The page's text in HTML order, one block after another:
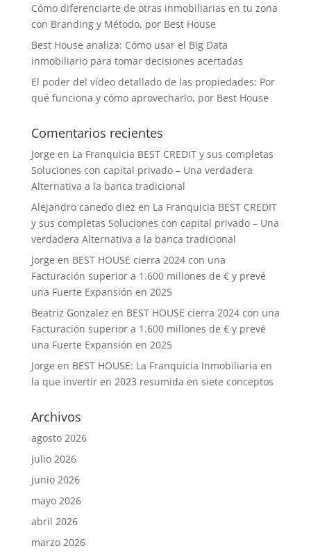
Cómo diferenciarte de otras inmobiliarias en tu zona
con Branding y Método, por Best House
Best House analiza: Cómo usar el Big Data
inmobiliario para tomar decisiones acertadas
El poder del vídeo detallado de las propiedades: Por
qué funciona y cómo aprovecharlo, por Best House
Comentarios recientes
Jorge en La Franquicia BEST CREDIT y sus completas
Soluciones con capital privado – Una verdadera
Alternativa a la banca tradicional
Alejandro canedo diez en La Franquicia BEST CREDIT
y sus completas Soluciones con capital privado – Una
verdadera Alternativa a la banca tradicional
Jorge en BEST HOUSE cierra 2024 con una
Facturación superior a 1.600 millones de € y prevé
una Fuerte Expansión en 2025
Beatriz Gonzalez en BEST HOUSE cierra 2024 con una
Facturación superior a 1.600 millones de € y prevé
una Fuerte Expansión en 2025
Jorge en BEST HOUSE: La Franquicia Inmobiliaria en
la que invertir en 2023 resumida en siete conceptos
Archivos
agosto 2026
julio 2026
junio 2026
mayo 2026
abril 2026
marzo 2026